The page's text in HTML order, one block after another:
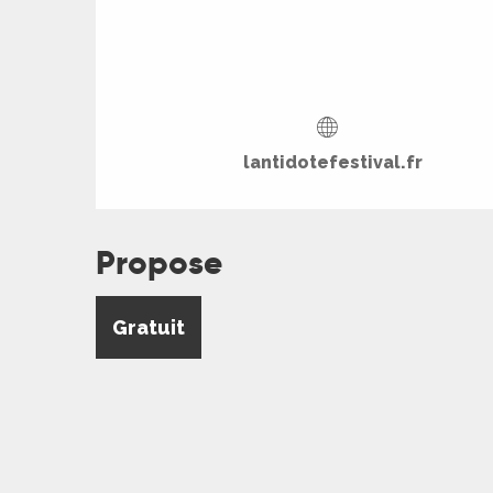
lantidotefestival.fr
Propose
Gratuit